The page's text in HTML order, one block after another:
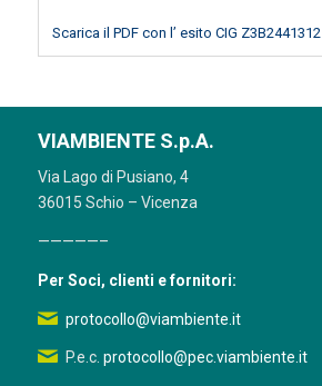
Scarica il PDF con l’ esito CIG Z3B2441312
VIAMBIENTE S.p.A.
Via Lago di Pusiano, 4
36015 Schio – Vicenza
—————–
Per Soci, clienti e fornitori:
protocollo@viambiente.it
P.e.c. protocollo@pec.viambiente.it